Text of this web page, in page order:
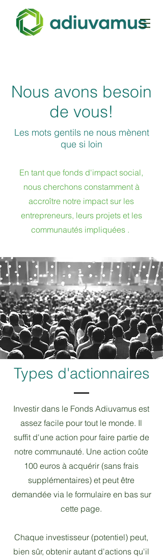
Nous avons besoin
de vous!
Les mots gentils ne nous mènent
que si loin
En tant que fonds d'impact social,
nous cherchons constamment à
accroître notre impact sur les
entrepreneurs, leurs projets et les
communautés impliquées .
Types d'actionnaires
Investir dans le Fonds Adiuvamus est
assez facile pour tout le monde. Il
suffit d'une action pour faire partie de
notre communauté. Une action coûte
100 euros à acquérir (sans frais
supplémentaires) et peut être
demandée via le formulaire en bas sur
cette page.
Chaque investisseur (potentiel) peut,
bien sûr, obtenir autant d'actions qu'il